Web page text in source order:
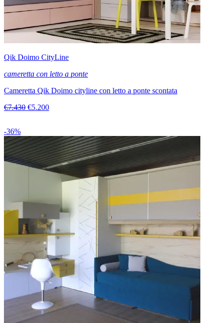
Qik Doimo CityLine
cameretta con letto a ponte
Cameretta Qik Doimo cityline con letto a ponte scontata
€7.430 €5.200
-36%